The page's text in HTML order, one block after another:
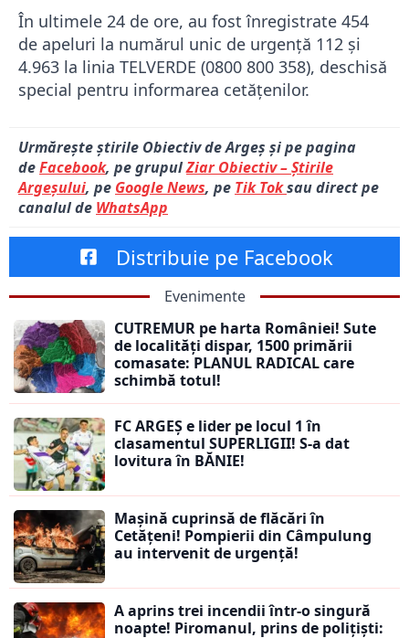
În ultimele 24 de ore, au fost înregistrate 454
de apeluri la numărul unic de urgență 112 și
4.963 la linia TELVERDE (0800 800 358), deschisă
special pentru informarea cetățenilor.
Urmărește știrile Obiectiv de Argeș și pe pagina
deFacebook, pe grupulZiar Obiectiv – Știrile
Argeșului, pe Google News, pe Tik Toksau direct pe
canalul de WhatsApp
Distribuie pe Facebook
Evenimente
CUTREMUR pe harta României! Sute
de localități dispar, 1500 primării
comasate: PLANUL RADICAL care
schimbă totul!
FC ARGEȘ e lider pe locul 1 în
clasamentul SUPERLIGII! S-a dat
lovitura în BĂNIE!
Mașină cuprinsă de flăcări în
Cetățeni! Pompierii din Câmpulung
au intervenit de urgență!
A aprins trei incendii într-o singură
noapte! Piromanul, prins de polițiști: